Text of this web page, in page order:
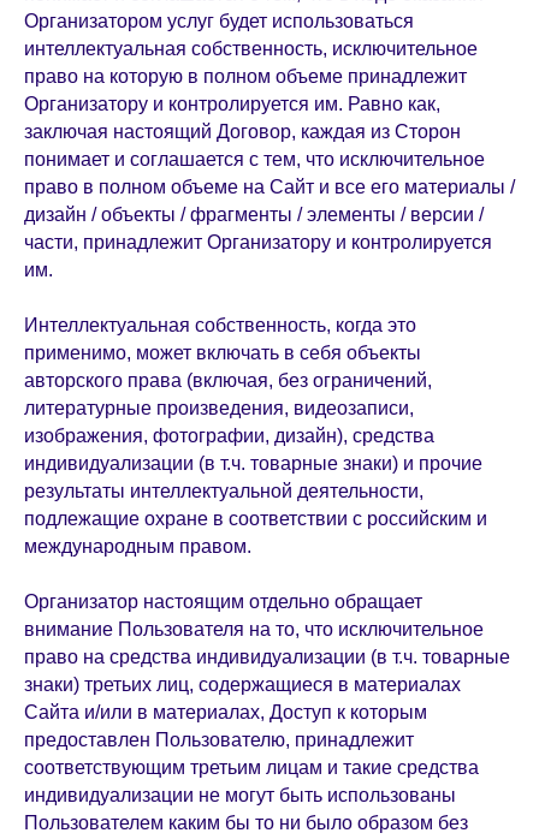
Организатором услуг будет использоваться
интеллектуальная собственность, исключительное
право на которую в полном объеме принадлежит
Организатору и контролируется им. Равно как,
заключая настоящий Договор, каждая из Сторон
понимает и соглашается с тем, что исключительное
право в полном объеме на Сайт и все его материалы /
дизайн / объекты / фрагменты / элементы / версии /
части, принадлежит Организатору и контролируется
им.
Интеллектуальная собственность, когда это
применимо, может включать в себя объекты
авторского права (включая, без ограничений,
литературные произведения, видеозаписи,
изображения, фотографии, дизайн), средства
индивидуализации (в т.ч. товарные знаки) и прочие
результаты интеллектуальной деятельности,
подлежащие охране в соответствии с российским и
международным правом.
Организатор настоящим отдельно обращает
внимание Пользователя на то, что исключительное
право на средства индивидуализации (в т.ч. товарные
знаки) третьих лиц, содержащиеся в материалах
Сайта и/или в материалах, Доступ к которым
предоставлен Пользователю, принадлежит
соответствующим третьим лицам и такие средства
индивидуализации не могут быть использованы
Пользователем каким бы то ни было образом без